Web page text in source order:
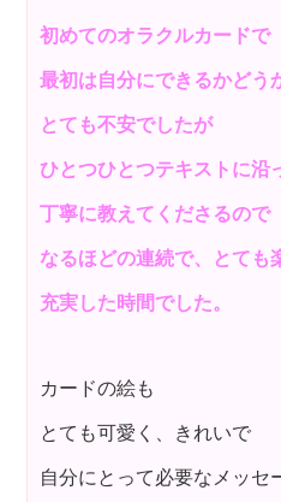
初めてのオラクルカードで
最初は自分にできるかどう
とても不安でしたが
ひとつひとつテキストに沿
丁寧に教えてくださるので
なるほどの連続で、とても
充実した時間でした。
カードの絵も
とても可愛く、きれいで
自分にとって必要なメッセ